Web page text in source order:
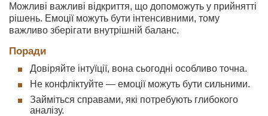
Можливі важливі відкриття, що допоможуть у прийнятті
рішень. Емоції можуть бути інтенсивними, тому
важливо зберігати внутрішній баланс.
Поради
Довіряйте інтуїції, вона сьогодні особливо точна.
Не конфліктуйте — емоції можуть бути сильними.
Займіться справами, які потребують глибокого
аналізу.